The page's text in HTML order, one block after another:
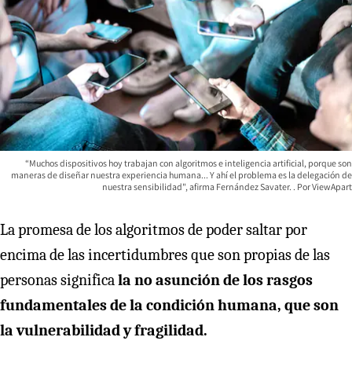
“Muchos dispositivos hoy trabajan con algoritmos e inteligencia artificial, porque son
maneras de diseñar nuestra experiencia humana... Y ahí el problema es la delegación de
nuestra sensibilidad", afirma Fernández Savater.
ViewApart
La promesa de los algoritmos de poder saltar por
encima de las incertidumbres que son propias de las
personas significala no asunción de los rasgos
fundamentales de la condición humana, que son
la vulnerabilidad y fragilidad.